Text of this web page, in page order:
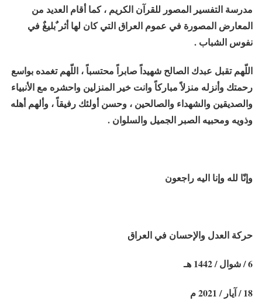
مدرسة التفسير المصور للقرآن الكريم ، كما أقام العديد من
المعارض المصورة في عموم العراق التي كان لها أثر ٌبليغٌ في
نفوس الشباب .
اللّهم تقبل عبدك الصالح شهيداً صابراً محتسباً ، اللّهم تغمده بواسع
رحمتك وأنزله منزلاً مباركاً وانت خير المنزلين واحشره مع الأنبياء
والصديقين والشهداء والصالحين ، وحسن أولئك رفيقاً ، وألهم أهله
وذويه ومحبيه الصبر الجميل والسلوان .
وإنّا لله وإنا اليه راجعون
حركة العدل والإحسان في العراق
6 / شوال / 1442 هـ
18 / آيار / 2021 م